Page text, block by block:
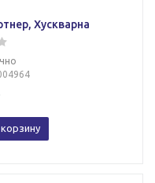
Хускварна